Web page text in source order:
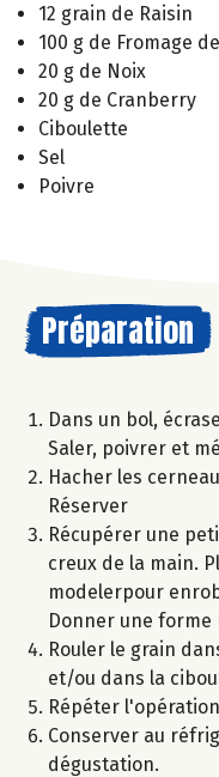
12 grain de Raisin
100 g de Fromage
20 g de Noix
20 g de Cranberry
Ciboulette
Sel
Poivre
Préparation
Dans un bol,
Saler, poivrer et
Hacher les
Réserver
Récupérer une
creux de la main.
modelerpour
Donner une forme
Rouler le grain
et/ou dans la
Répéter
Conserver au
dégustation.